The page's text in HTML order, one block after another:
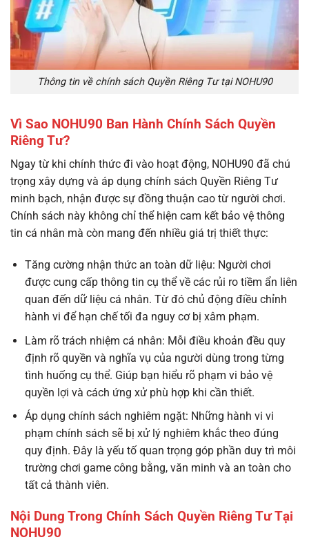
Thông tin về chính sách Quyền Riêng Tư tại NOHU90
Vì Sao NOHU90 Ban Hành Chính Sách Quyền
Riêng Tư?
Ngay từ khi chính thức đi vào hoạt động, NOHU90 đã chú
trọng xây dựng và áp dụng chính sách Quyền Riêng Tư
minh bạch, nhận được sự đồng thuận cao từ người chơi.
Chính sách này không chỉ thể hiện cam kết bảo vệ thông
tin cá nhân mà còn mang đến nhiều giá trị thiết thực:
Tăng cường nhận thức an toàn dữ liệu: Người chơi
được cung cấp thông tin cụ thể về các rủi ro tiềm ẩn liên
quan đến dữ liệu cá nhân. Từ đó chủ động điều chỉnh
hành vi để hạn chế tối đa nguy cơ bị xâm phạm.
Làm rõ trách nhiệm cá nhân: Mỗi điều khoản đều quy
định rõ quyền và nghĩa vụ của người dùng trong từng
tình huống cụ thể. Giúp bạn hiểu rõ phạm vi bảo vệ
quyền lợi và cách ứng xử phù hợp khi cần thiết.
Áp dụng chính sách nghiêm ngặt: Những hành vi vi
phạm chính sách sẽ bị xử lý nghiêm khắc theo đúng
quy định. Đây là yếu tố quan trọng góp phần duy trì môi
trường chơi game công bằng, văn minh và an toàn cho
tất cả thành viên.
Nội Dung Trong Chính Sách Quyền Riêng Tư Tại
NOHU90